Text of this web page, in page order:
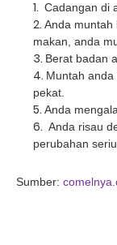
Cadangan di
Anda muntah
makan, anda
Berat badan
Muntah
pekat.
Anda
Anda risau
perubahan
Sumber: